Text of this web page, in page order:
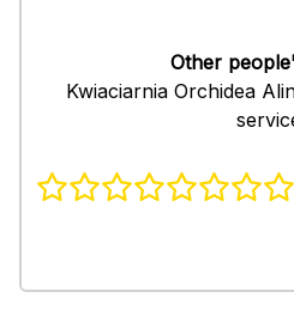
Other
Kwiaciarnia Orchidea